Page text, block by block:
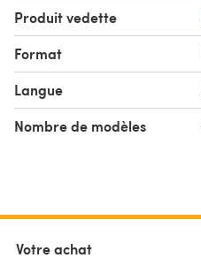
Produit vedette
Format
Langue
Nombre de modèles
Votre achat